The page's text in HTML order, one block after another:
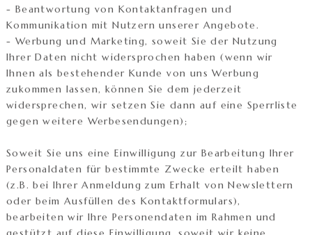
- Beantwortung von Kontaktanfragen und
Kommunikation mit Nutzern unserer Angebote.
- Werbung und Marketing, soweit Sie der Nutzung
Ihrer Daten nicht widersprochen haben (wenn wir
Ihnen als bestehender Kunde von uns Werbung
zukommen lassen, können Sie dem jederzeit
widersprechen, wir setzen Sie dann auf eine Sperrliste
gegen weitere Werbesendungen);
Soweit Sie uns eine Einwilligung zur Bearbeitung Ihrer
Personaldaten für bestimmte Zwecke erteilt haben
(z.B. bei Ihrer Anmeldung zum Erhalt von Newslettern
oder beim Ausfüllen des Kontaktformulars),
bearbeiten wir Ihre Personendaten im Rahmen und